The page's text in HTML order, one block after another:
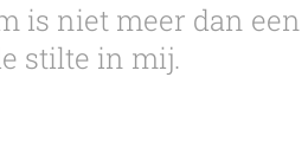
is niet meer dan een
stilte in mij.